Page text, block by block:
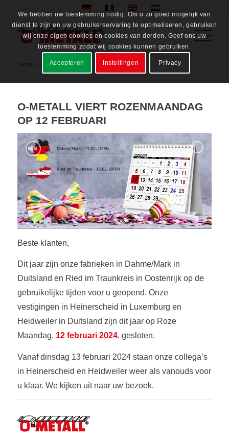
Home / News
O-METALL VIERT ROZENMAANDAG
OP 12 FEBRUARI
Beste klanten,
Dit jaar zijn onze fabrieken in Dahme/Mark in
Duitsland en Ried im Traunkreis in Oostenrijk op de
gebruikelijke tijden voor u geopend. Onze
vestigingen in Heinerscheid in Luxemburg en
Heidweiler in Duitsland zijn dit jaar op Roze
Maandag, 12 februari 2024, gesloten.
Vanaf dinsdag 13 februari 2024 staan onze collega’s
in Heinerscheid en Heidweiler weer als vanouds voor
u klaar. We kijken uit naar uw bezoek.
We hebben uw toestemming nodig. Om u zo goed mogelijk van
dienst te zijn en uw gebruikerservaring te optimaliseren, gebruiken
wij onze eigen cookies en cookies van derden. Geef ons uw
toestemming zodat wij cookies kunnen gebruiken.
Accepteren Instellingen Privacy